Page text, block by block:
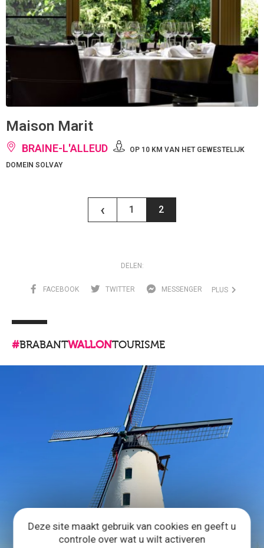
Deze site maakt gebruik van cookies en geeft u
controle over wat u wilt activeren
Maison Marit
BRAINE-L'ALLEUD
OP 10 KM VAN HET GEWESTELIJK
DOMEIN SOLVAY
‹ 1 2
DELEN:
FACEBOOK TWITTER MESSENGER PLUS
#BRABANTWALLONTOURISME